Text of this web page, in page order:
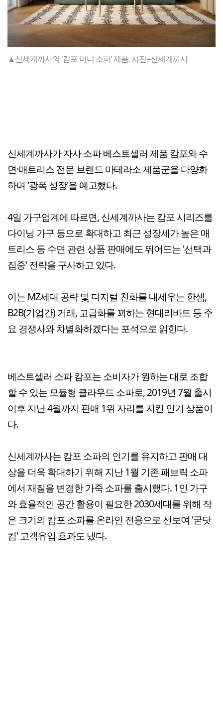
▲신세계까사의 '캄포 미니 소파' 제품. 사진=신세계까사
신세계까사가 자사 소파 베스트셀러 제품 캄포와 수
면·매트리스 전문 브랜드 마테라소 제품군을 다양화
하며 '광폭 성장'을 예고했다.
4일 가구업계에 따르면, 신세계까사는 캄포 시리즈를
다이닝 가구 등으로 확대하고 최근 성장세가 높은 매
트리스 등 수면 관련 상품 판매에도 뛰어드는 '선택과
집중' 전략을 구사하고 있다.
이는 MZ세대 공략 및 디지털 친화를 내세우는 한샘,
B2B(기업간) 거래, 고급화를 꾀하는 현대리바트 등 주
요 경쟁사와 차별화하겠다는 포석으로 읽힌다.
베스트셀러 소파 캄포는 소비자가 원하는 대로 조합
할 수 있는 모듈형 클라우드 소파로, 2019년 7월 출시
이후 지난 4월까지 판매 1위 자리를 지킨 인기 상품이
다.
신세계까사는 캄포 소파의 인기를 유지하고 판매 대
상을 더욱 확대하기 위해 지난 1월 기존 패브릭 소파
에서 재질을 변경한 가죽 소파를 출시했다. 1인 가구
와 효율적인 공간 활용이 필요한 2030세대를 위해 작
은 크기의 캄포 소파를 온라인 전용으로 선보여 '굳닷
컴' 고객유입 효과도 냈다.